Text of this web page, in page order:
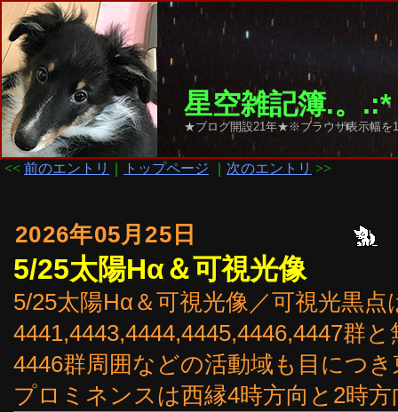
星空雑記簿.。
★ブログ開設21年★※ブラウザ表示幅を
<< 前のエントリ トップページ 次のエントリ >>
2026年05月25日
5/25太陽Hα＆可視光像
5/25太陽Hα＆可視光像／可視光黒点
4441,4443,4444,4445,4446,4447群
4446群周囲などの活動域も目につ
プロミネンスは西縁4時方向と2時